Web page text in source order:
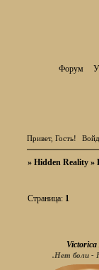
Форум
Привет, Гость!
» Hidden Reality »
Страница: 1
.Нет боли -